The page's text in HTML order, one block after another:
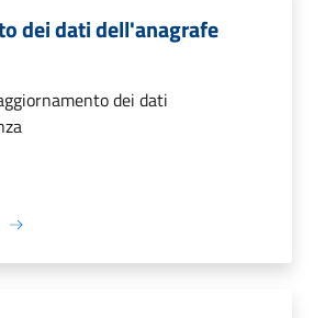
dei dati dell'anagrafe
dei dati